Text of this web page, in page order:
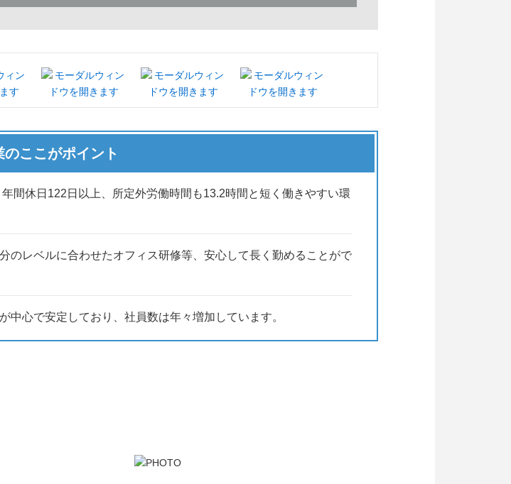
のここがポイント
間休日122日以上、所定外労働時間も13.2時間と短く働きやすい環
のレベルに合わせたオフィス研修等、安心して長く勤めることがで
中心で安定しており、社員数は年々増加しています。